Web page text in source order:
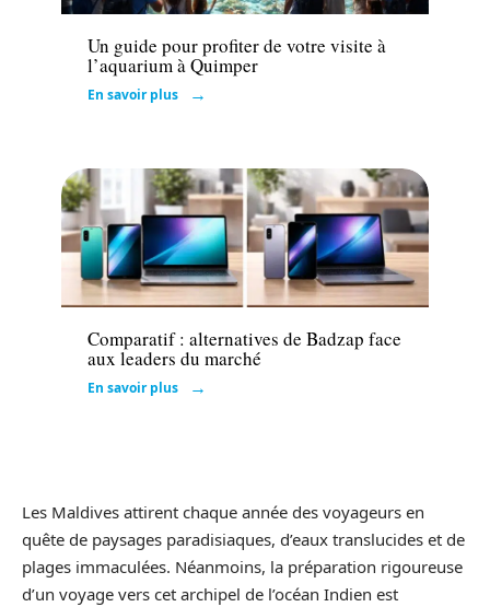
Un guide pour profiter de votre visite à
l’aquarium à Quimper
En savoir plus
Entreprise
Comparatif : alternatives de Badzap face
aux leaders du marché
En savoir plus
Les Maldives attirent chaque année des voyageurs en
quête de paysages paradisiaques, d’eaux translucides et de
plages immaculées. Néanmoins, la préparation rigoureuse
d’un voyage vers cet archipel de l’océan Indien est